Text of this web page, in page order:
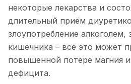
некоторые лекарства и
длительный приём
злоупотребление алкоголем,
кишечника – всё это может
повышенной потере магния
дефицита.